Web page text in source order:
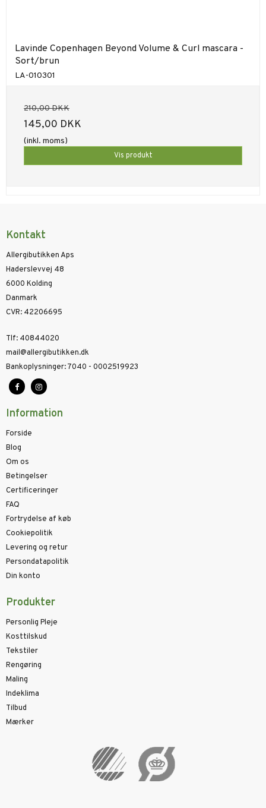
Lavinde Copenhagen Beyond Volume & Curl mascara -
Sort/brun
LA-010301
210,00 DKK
145,00 DKK
(inkl. moms)
Vis produkt
Kontakt
Allergibutikken Aps
Haderslevvej 48
6000 Kolding
Danmark
CVR: 42206695
Tlf: 40844020
mail@allergibutikken.dk
Bankoplysninger:7040 - 0002519923
Information
Forside
Blog
Om os
Betingelser
Certificeringer
FAQ
Fortrydelse af køb
Cookiepolitik
Levering og retur
Persondatapolitik
Din konto
Produkter
Personlig Pleje
Kosttilskud
Tekstiler
Rengøring
Maling
Indeklima
Tilbud
Mærker